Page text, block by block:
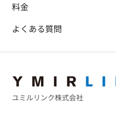
料金
よくある質問
ユミルリンク株式会社